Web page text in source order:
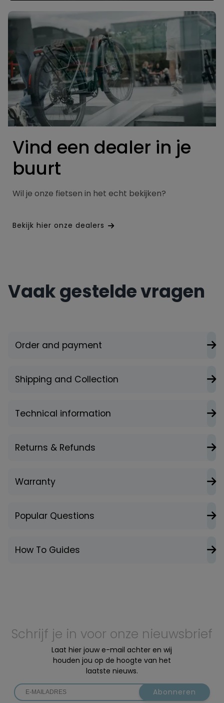
Vind een dealer in je
buurt
Wil je onze fietsen in het echt bekijken?
Bekijk hier onze dealers
Vaak gestelde vragen
Order and payment
Shipping and Collection
Technical information
Returns & Refunds
Warranty
Popular Questions
How To Guides
Schrijf je in voor onze nieuwsbrief
Laat hier jouw e-mail achter en wij
houden jou op de hoogte van het
laatste nieuws.
Abonneren